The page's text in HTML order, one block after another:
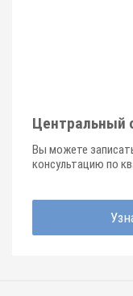
Центральный
Вы можете
консультацию по